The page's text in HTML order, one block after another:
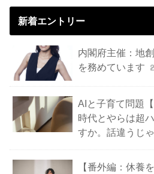
新着エントリー
内閣府主催：地
を務めています
AIと子育て問題
時代とやらは超
すか。話違うじ
【番外編：休養